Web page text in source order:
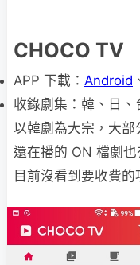
CHOCO TV
APP 下載： Android
收錄劇集：韓、日
以韓劇為大宗，大
還在播的 ON 檔劇也
目前沒看到要收費的